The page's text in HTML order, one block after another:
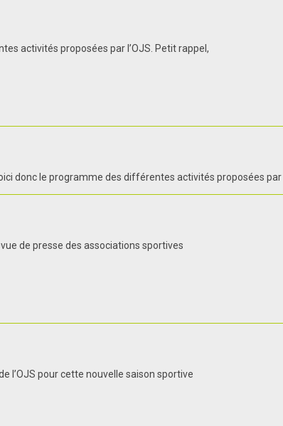
activités proposées par l’OJS. Petit rappel,
donc le programme des différentes activités proposées par
de presse des associations sportives
l’OJS pour cette nouvelle saison sportive